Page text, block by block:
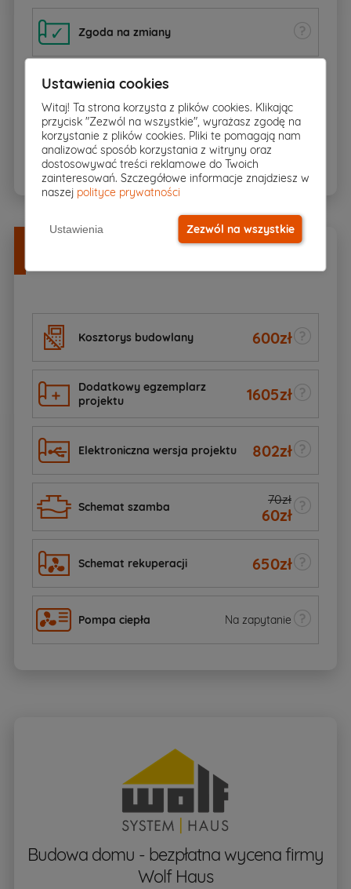
Zgoda na zmiany
Dziennik budowy
BIOZ
DOBREJ CENIE
Kosztorys budowlany 600zł
Dodatkowy egzemplarz
projektu
1605zł
Elektroniczna wersja projektu 802zł
Schemat szamba
70zł
60zł
Schemat rekuperacji 650zł
Pompa ciepła Na zapytanie
Budowa domu - bezpłatna wycena firmy
Wolf Haus
Ustawienia cookies
Witaj! Ta strona korzysta z plików cookies. Klikając
przycisk "Zezwól na wszystkie", wyrażasz zgodę na
korzystanie z plików cookies. Pliki te pomagają nam
analizować sposób korzystania z witryny oraz
dostosowywać treści reklamowe do Twoich
zainteresowań. Szczegółowe informacje znajdziesz w
naszej polityce prywatności
Ustawienia Zezwól na wszystkie